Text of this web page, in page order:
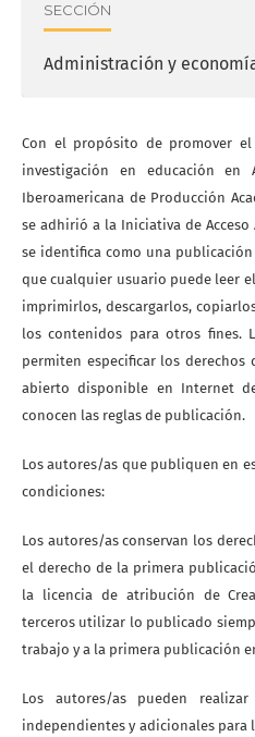
SECCIÓN
Administración y
Con el propósito de promover
investigación en educación en
Iberoamericana de Producción
se adhirió a la Iniciativa de
se identifica como una
que cualquier usuario puede leer
imprimirlos, descargarlos,
los contenidos para otros fines.
permiten especificar los derechos
abierto disponible en Internet
conocen las reglas de publicación.
Los autores/as que publiquen en
condiciones:
Los autores/as conservan los
el derecho de la primera
la licencia de atribución de
terceros utilizar lo publicado
trabajo y a la primera publicación
Los autores/as pueden
independientes y adicionales